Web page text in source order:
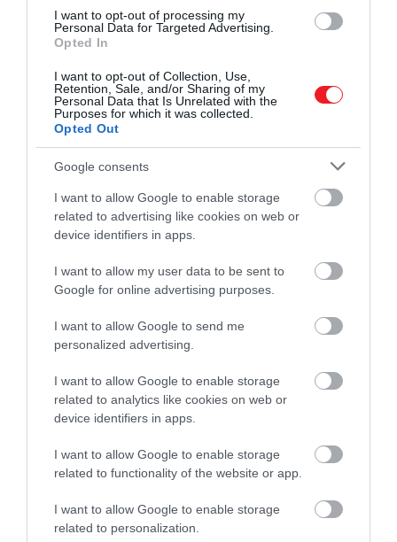
I want to opt-out of processing my
Personal Data for Targeted Advertising.
Opted In
I want to opt-out of Collection, Use,
Retention, Sale, and/or Sharing of my
Personal Data that Is Unrelated with the
Purposes for which it was collected.
Opted Out
Google consents
I want to allow Google to enable storage
related to advertising like cookies on web or
device identifiers in apps.
I want to allow my user data to be sent to
Google for online advertising purposes.
I want to allow Google to send me
personalized advertising.
I want to allow Google to enable storage
related to analytics like cookies on web or
device identifiers in apps.
I want to allow Google to enable storage
related to functionality of the website or app.
I want to allow Google to enable storage
related to personalization.
Figyelmedbe ajánljuk!
Új helyszínen ünnepelné a karácsonyt
Károly király
Az ünnepi időszakban a nehézségeket elsősorban a
gyerekek megajándékozása jelenti. Bond szerint
Katalin és Vilmos szeretnék elkerülni azt, hogy
túlzásba essenek és alehetőségeik ellenére sem
A királyi szakértő korábban úgy fogalmazott, hogy a
szülők számára fontos, hogy gyermekeik „két lábbal
a földön maradjanak”. Ennek értelmében
törekednek. Ugyanakkor azt is elismerte, hogy
szülőként nehéz ellenállni a kísértésnek, így minden
bizonnyal pár különlegesebb ajándék is került a fa